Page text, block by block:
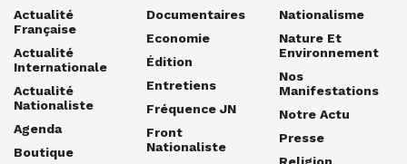
Actualité
Française
Actualité
Internationale
Actualité
Nationaliste
Agenda
Boutique
Documentaires
Economie
Édition
Entretiens
Fréquence JN
Front
Nationaliste
Nationalisme
Nature Et
Environnement
Nos
Manifestations
Notre Actu
Presse